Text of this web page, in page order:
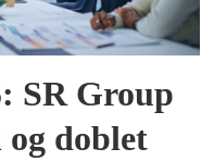
SR Group
og doblet